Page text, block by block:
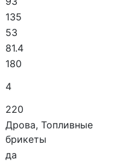
135
53
81.4
180
4
220
Дрова, Топливные
брикеты
да